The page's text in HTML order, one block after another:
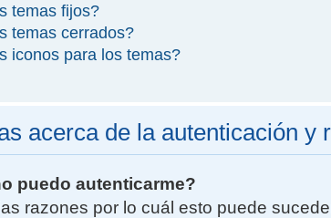
temas fijos?
temas cerrados?
iconos para los temas?
acerca de la autenticación y
puedo autenticarme?
razones por lo cuál esto puede